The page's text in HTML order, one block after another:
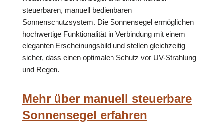
steuerbaren, manuell bedienbaren
Sonnenschutzsystem. Die Sonnensegel ermöglichen
hochwertige Funktionalität in Verbindung mit einem
eleganten Erscheinungsbild und stellen gleichzeitig
sicher, dass einen optimalen Schutz vor UV-Strahlung
und Regen.
Mehr über manuell steuerbare
Sonnensegel erfahren